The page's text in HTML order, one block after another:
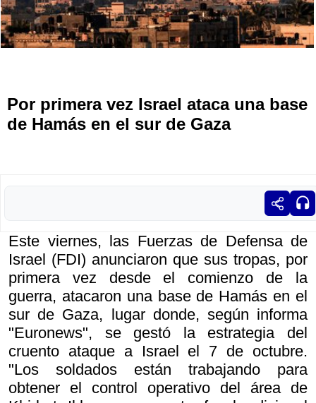
Por primera vez Israel ataca una base
de Hamás en el sur de Gaza
Este viernes, las Fuerzas de Defensa de
Israel (FDI) anunciaron que sus tropas, por
primera vez desde el comienzo de la
guerra, atacaron una base de Hamás en el
sur de Gaza, lugar donde, según informa
"Euronews", se gestó la estrategia del
cruento ataque a Israel el 7 de octubre.
"Los soldados están trabajando para
obtener el control operativo del área de